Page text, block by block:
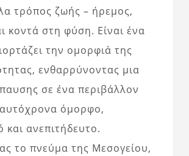
τρόπος ζωής – ήρεμος,
κοντά στη φύση. Είναι ένα
την ομορφιά της
ενθαρρύνοντας μια
σε ένα περιβάλλον
όμορφο,
και ανεπιτήδευτο.
το πνεύμα της Μεσογείου,